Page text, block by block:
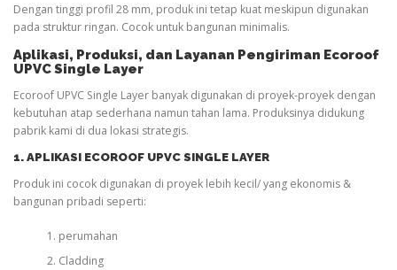
Dengan tinggi profil 28 mm, produk ini tetap kuat meskipun digunakan
pada struktur ringan. Cocok untuk bangunan minimalis.
Aplikasi, Produksi, dan Layanan Pengiriman Ecoroof
UPVC Single Layer
Ecoroof UPVC Single Layer banyak digunakan di proyek-proyek dengan
kebutuhan atap sederhana namun tahan lama. Produksinya didukung
pabrik kami di dua lokasi strategis.
1. APLIKASI ECOROOF UPVC SINGLE LAYER
Produk ini cocok digunakan di proyek lebih kecil/ yang ekonomis &
bangunan pribadi seperti:
perumahan
Cladding